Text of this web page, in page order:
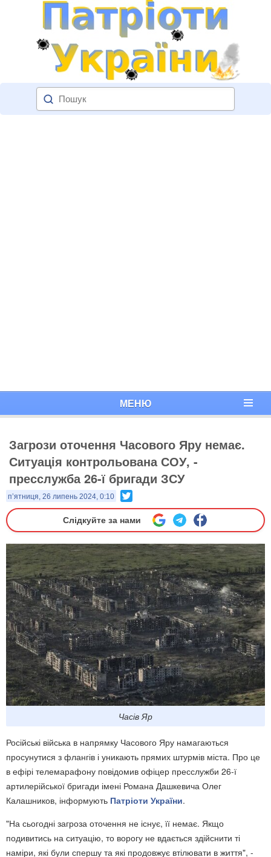
МЕНЮ
Загрози оточення Часового Яру немає.
Ситуація контрольована СОУ, -
пресслужба 26-ї бригади ЗСУ
п’ятниця, 26 липень 2024, 0:10
Слідкуйте за нами
Часів Яр
Російські війська в напрямку Часового Яру намагаються
просунутися з флангів і уникають прямих штурмів міста. Про це
в ефірі телемарафону повідомив офіцер пресслужби 26-ї
артилерійської бригади імені Романа Дашкевича Олег
Калашников, інформують Патріоти України.
"На сьогодні загроза оточення не існує, її немає. Якщо
подивитись на ситуацію, то ворогу не вдається здійснити ті
наміри, які були спершу та які продовжує втілювати в життя", -